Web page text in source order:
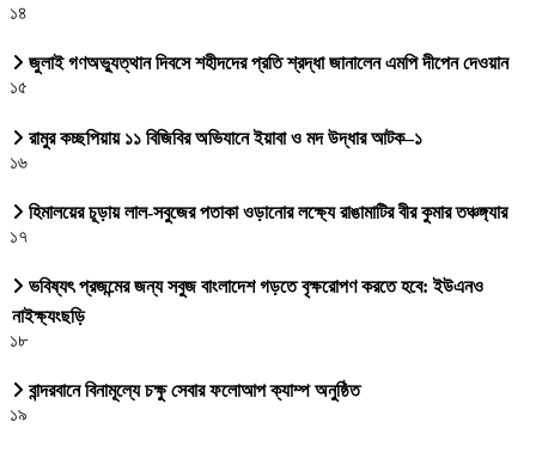
১৪
জুলাই গণঅভ্যুত্থান দিবসে শহীদদের প্রতি শ্রদ্ধা জানালেন এমপি দীপেন দেওয়ান
১৫
রামুর কচ্ছপিয়ায় ১১ বিজিবির অভিযানে ইয়াবা ও মদ উদ্ধার আটক–১
১৬
হিমালয়ের চূড়ায় লাল-সবুজের পতাকা ওড়ানোর লক্ষ্যে রাঙামাটির বীর কুমার তঞ্চঙ্গ্যার
১৭
ভবিষ্যৎ প্রজন্মের জন্য সবুজ বাংলাদেশ গড়তে বৃক্ষরোপণ করতে হবে: ইউএনও
নাইক্ষ্যংছড়ি
১৮
বান্দরবানে বিনামূল্যে চক্ষু সেবার ফলোআপ ক্যাম্প অনুষ্ঠিত
১৯